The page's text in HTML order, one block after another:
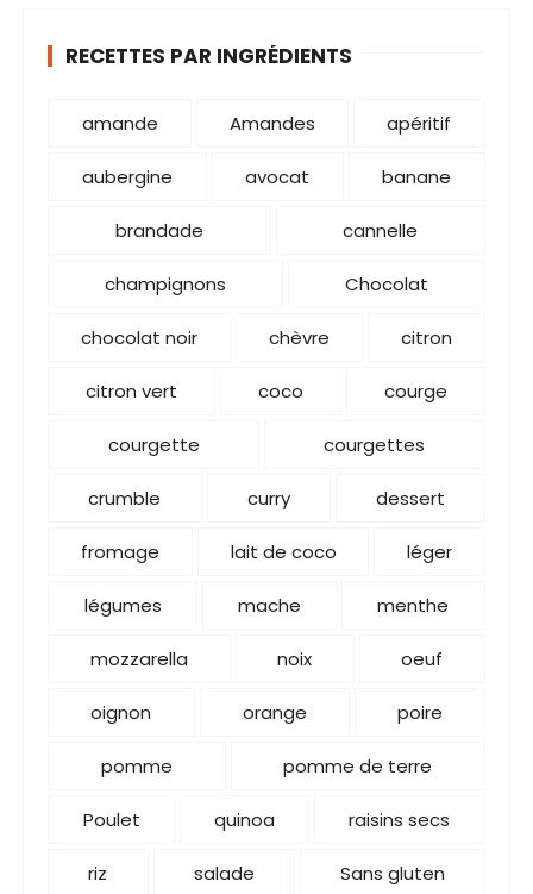
RECETTES PAR INGRÉDIENTS
amande Amandes apéritif
aubergine avocat banane
brandade cannelle
champignons Chocolat
chocolat noir chèvre citron
citron vert coco courge
courgette courgettes
crumble curry dessert
fromage lait de coco léger
légumes mache menthe
mozzarella noix oeuf
oignon orange poire
pomme pomme de terre
Poulet quinoa raisins secs
riz salade Sans gluten